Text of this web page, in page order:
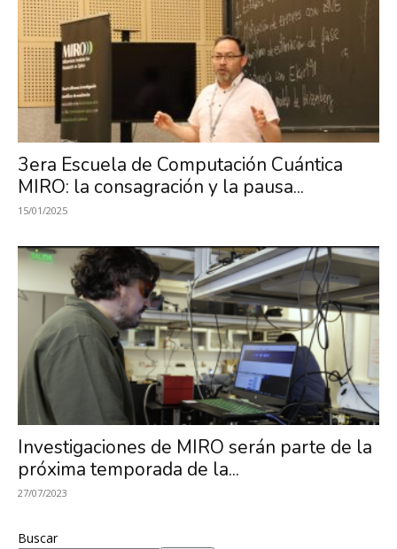
de
Investigación
en
Óptica,
MIRO
3era Escuela de Computación Cuántica
MIRO: la consagración y la pausa...
15/01/2025
Investigaciones de MIRO serán parte de la
próxima temporada de la...
27/07/2023
Buscar